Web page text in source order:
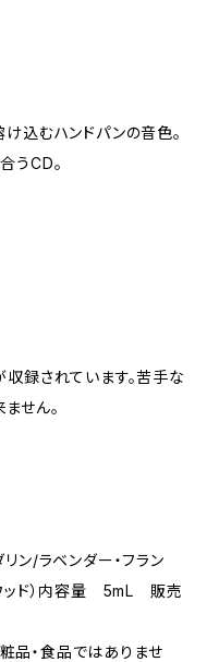
け込むハンドパンの音色。
うCD。
収録されています。苦手な
せん。
ン/ラベンダー・フラン
ッド）内容量 5mL 販売
品・食品ではありませ